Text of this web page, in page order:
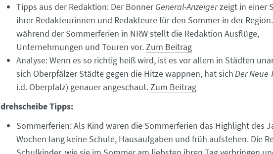
Tipps aus der Redaktion: Der BonnerGeneral-Anzeigerzeigt in einer
ihrer Redakteurinnen und Redakteure für den Sommer in der
während der Sommerferien in NRW stellt die Redaktion Ausflüge,
Unternehmungen und Touren vor.Zum Beitrag
Analyse: Wenn es so richtig heiß wird, ist es vor allem in Städten
sich Oberpfälzer Städte gegen die Hitze wappnen, hat sichDer Neue
i.d. Oberpfalz) genauer angeschaut.Zum Beitrag
drehscheibe Tipps:
Sommerferien: Als Kind waren die Sommerferien das Highlight des
Wochen lang keine Schule, Hausaufgaben und früh aufstehen. Die